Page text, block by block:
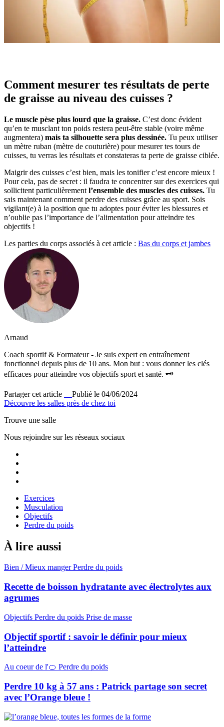
Comment mesurer tes résultats de perte
de graisse au niveau des cuisses ?
Le muscle pèse plus lourd que la graisse. C’est donc évident
qu’en te musclant ton poids restera peut-être stable (voire même
augmentera) mais ta silhouette sera plus dessinée. Tu peux utiliser
un mètre ruban (mètre de couturière) pour mesurer tes tours de
cuisses, tu verras les résultats et constateras ta perte de graisse ciblée.
Maigrir des cuisses c’est bien, mais les tonifier c’est encore mieux !
Pour cela, pas de secret : il faudra te concentrer sur des exercices qui
sollicitent particulièrement l’ensemble des muscles des cuisses. Tu
sais maintenant comment perdre des cuisses grâce au sport. Sois
vigilant(e) à la position que tu adoptes pour éviter les blessures et
n’oublie pas l’importance de l’alimentation pour atteindre tes
objectifs !
Les parties du corps associés à cet article : Bas du corps et jambes
Arnaud
Coach sportif & Formateur - Je suis expert en entraînement
fonctionnel depuis plus de 10 ans. Mon but : vous donner les clés
efficaces pour atteindre vos objectifs sport et santé. 🗝️
Partager cet article
Publié le 04/06/2024
Découvre les salles près de chez toi
Trouve une salle
Nous rejoindre sur les réseaux sociaux
Exercices
Musculation
Objectifs
Perdre du poids
À lire aussi
Bien / Mieux manger Perdre du poids
Recette de boisson hydratante avec électrolytes aux
agrumes
Objectifs Perdre du poids Prise de masse
Objectif sportif : savoir le définir pour mieux
l’atteindre
Au coeur de l'🍊 Perdre du poids
Perdre 10 kg à 57 ans : Patrick partage son secret
avec l’Orange bleue !